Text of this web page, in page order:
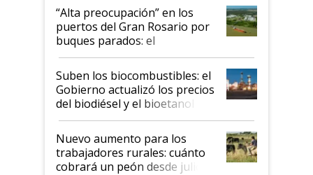
“Alta preocupación” en los
puertos del Gran Rosario por
buques parados: el
funcionamiento de las
exportadoras en tensión tras
la medida de fuerza de los
prácticos
Suben los biocombustibles: el
Gobierno actualizó los precios
del biodiésel y el bioetanol
Nuevo aumento para los
trabajadores rurales: cuánto
cobrará un peón desde julio